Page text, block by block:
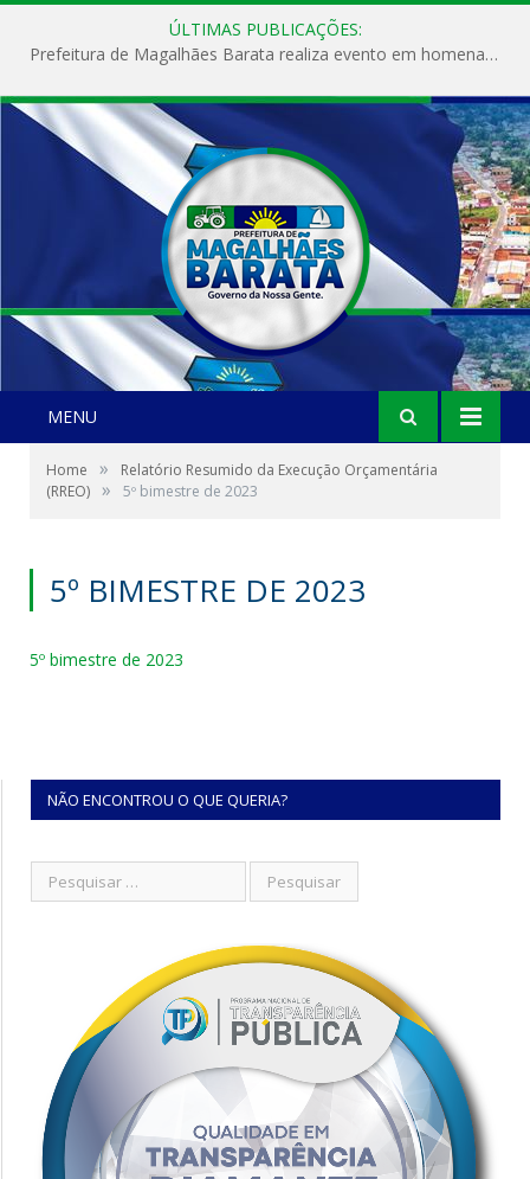
ÚLTIMAS PUBLICAÇÕES:
Prefeitura de Magalhães Barata realiza evento em homenagem ao Dia Internacional da Mulher
MENU
Home »
Relatório Resumido da Execução Orçamentária
(RREO) » 5º bimestre de 2023
5º BIMESTRE DE 2023
5º bimestre de 2023
NÃO ENCONTROU O QUE QUERIA?